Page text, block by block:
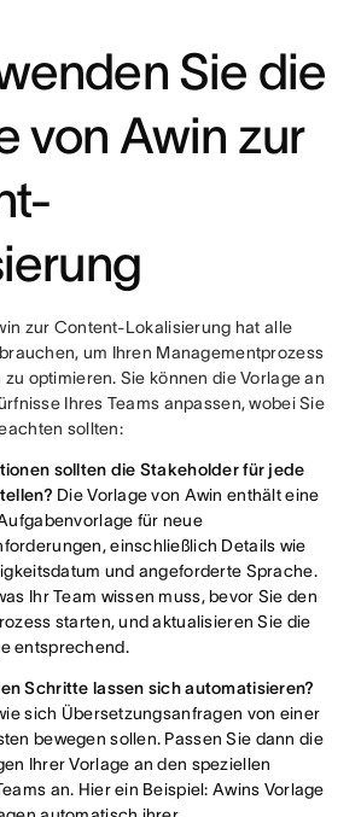
Sie die
von Awin zur
zur Content-Lokalisierung hat alle
um Ihren Managementprozess
optimieren. Sie können die Vorlage an
Ihres Teams anpassen, wobei Sie
sollten:
sollten die Stakeholder für jede
Die Vorlage von Awin enthält eine
für neue
einschließlich Details wie
und angeforderte Sprache.
Ihr Team wissen muss, bevor Sie den
starten, und aktualisieren Sie die
entsprechend.
Schritte lassen sich automatisieren?
sich Übersetzungsanfragen von einer
bewegen sollen. Passen Sie dann die
Ihrer Vorlage an den speziellen
an. Hier ein Beispiel: Awins Vorlage